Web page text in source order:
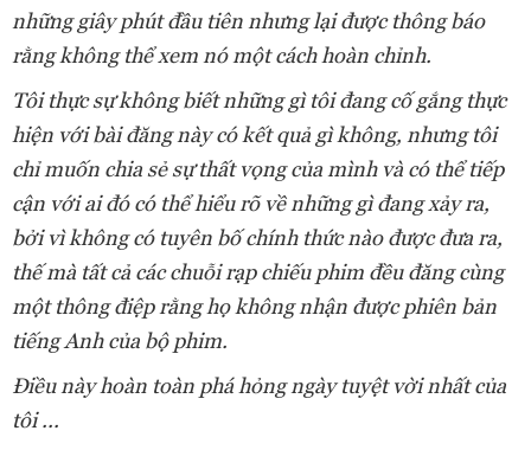
những giây phút đầu tiên nhưng lại được thông báo
rằng không thể xem nó một cách hoàn chỉnh.
Tôi thực sự không biết những gì tôi đang cố gắng thực
hiện với bài đăng này có kết quả gì không, nhưng tôi
chỉ muốn chia sẻ sự thất vọng của mình và có thể tiếp
cận với ai đó có thể hiểu rõ về những gì đang xảy ra,
bởi vì không có tuyên bố chính thức nào được đưa ra,
thế mà tất cả các chuỗi rạp chiếu phim đều đăng cùng
một thông điệp rằng họ không nhận được phiên bản
tiếng Anh của bộ phim.
Điều này hoàn toàn phá hỏng ngày tuyệt vời nhất của
tôi ...